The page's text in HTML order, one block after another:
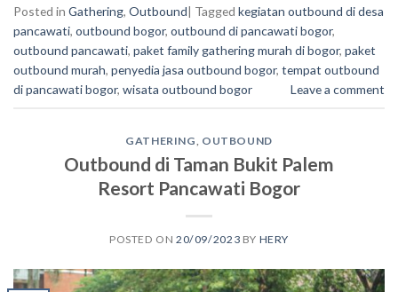
Posted in Gathering, Outbound| Tagged kegiatan outbound di desa
pancawati, outbound bogor, outbound di pancawati bogor,
outbound pancawati, paket family gathering murah di bogor, paket
outbound murah, penyedia jasa outbound bogor, tempat outbound
di pancawati bogor, wisata outbound bogor Leave a comment
GATHERING OUTBOUND
Outbound di Taman Bukit Palem
Resort Pancawati Bogor
POSTED ON20/09/2023 BY HERY